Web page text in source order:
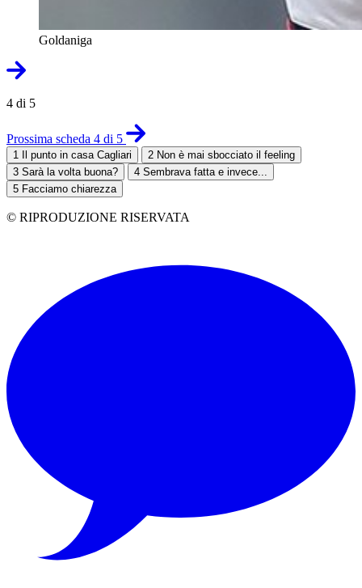
Goldaniga
4 di 5
Prossima scheda 4 di 5
1 Il punto in casa Cagliari 2 Non è mai sbocciato il feeling
3 Sarà la volta buona? 4 Sembrava fatta e invece...
5 Facciamo chiarezza
© RIPRODUZIONE RISERVATA